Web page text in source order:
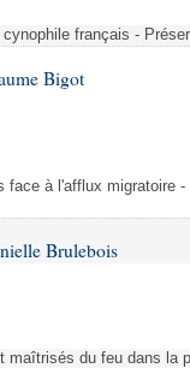
français -
Bigot
face à l'afflux migratoire
Brulebois
maîtrisés du feu dans la